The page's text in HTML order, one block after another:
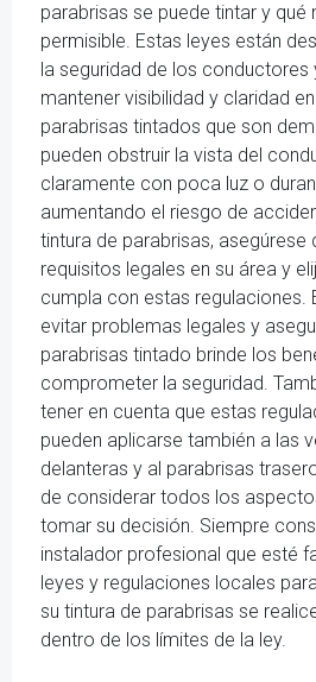
parabrisas se puede tintar y qué
permisible. Estas leyes están
la seguridad de los conductores
mantener visibilidad y claridad
parabrisas tintados que son
pueden obstruir la vista del
claramente con poca luz o
aumentando el riesgo de
tintura de parabrisas, asegúrese
requisitos legales en su área y
cumpla con estas regulaciones.
evitar problemas legales y
parabrisas tintado brinde los
comprometer la seguridad.
tener en cuenta que estas
pueden aplicarse también a las
delanteras y al parabrisas
de considerar todos los
tomar su decisión. Siempre
instalador profesional que esté
leyes y regulaciones locales
su tintura de parabrisas se
dentro de los límites de la ley.